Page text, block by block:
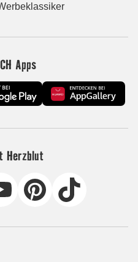
Apps
Herzblut